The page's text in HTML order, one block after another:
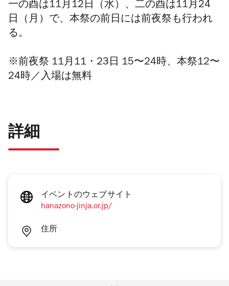
一の酉は11月12日（水）、二の酉は11月24
日（月）で、本祭の前日には前夜祭も行われ
る。
※前夜祭 11月11・23日 15〜24時、本祭12〜
24時／入場は無料
詳細
イベントのウェブサイト
hanazono-jinja.or.jp/
住所